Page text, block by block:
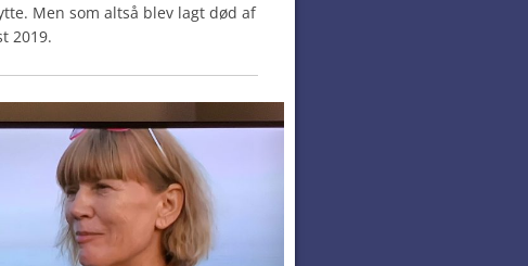
Men som altså blev lagt død af
2019.